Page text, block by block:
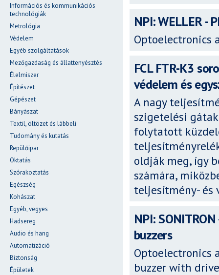
Információs és kommunikációs
technológiák
Metrológia
Védelem
Egyéb szolgáltatások
Mezőgazdaság és állattenyésztés
Élelmiszer
Építészet
Gépészet
Bányászat
Textil, öltözet és lábbeli
Tudomány és kutatás
Repülőipar
Oktatás
Szórakoztatás
Egészség
Kohászat
Egyéb, vegyes
Hadsereg
Audio és hang
Automatizáció
Biztonság
Épületek
NPI: WELLER -
Optoelectronics
FCL FTR-K3
védelem és
A nagy
szigetelési
folytatott
oldják meg, így
számára,
teljesítmény- és
NPI:
buzzers
Optoelectronics
buzzer with